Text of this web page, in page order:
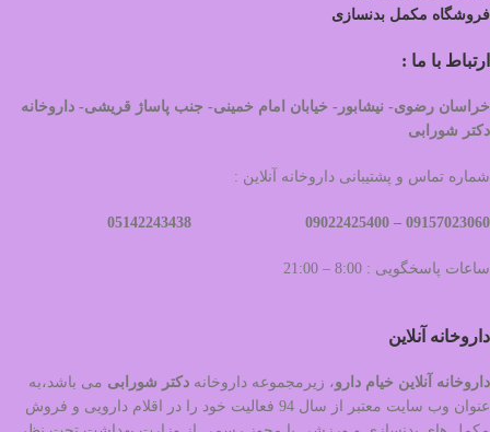
فروشگاه مکمل بدنسازی
ارتباط با ما :
خراسان رضوی- نیشابور- خیابان امام خمینی- جنب پاساژ قریشی- داروخانه
دکتر شورابی
شماره تماس و پشتیبانی داروخانه آنلاین :
09157023060 –
ساعات پاسخگویی : 8:00 – 21:00
داروخانه آنلاین
داروخانه آنلاین خیام دارو، زیرمجموعه داروخانه دکتر شورابی می باشد،به
عنوان وب سایت معتبر از سال 94 فعالیت خود را در اقلام دارویی و فروش